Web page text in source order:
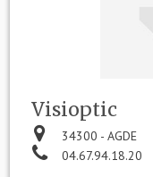
Visioptic
34300 - AGDE
04.67.94.18.20